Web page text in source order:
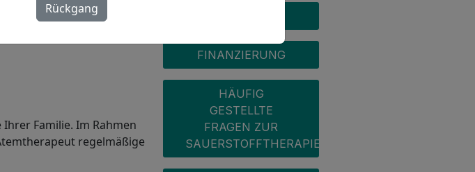
berücksichtigt:
Familie. Im Rahmen
regelmäßige
FINANZIERUNG
HÄUFIG
GESTELLTE
FRAGEN ZUR
SAUERSTOFFTHERAPIE
Rückgang